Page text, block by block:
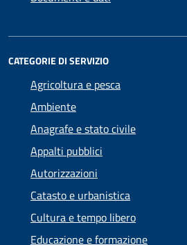
CATEGORIE DI SERVIZIO
Agricoltura e pesca
Ambiente
Anagrafe e stato civile
Appalti pubblici
Autorizzazioni
Catasto e urbanistica
Cultura e tempo libero
Educazione e formazione